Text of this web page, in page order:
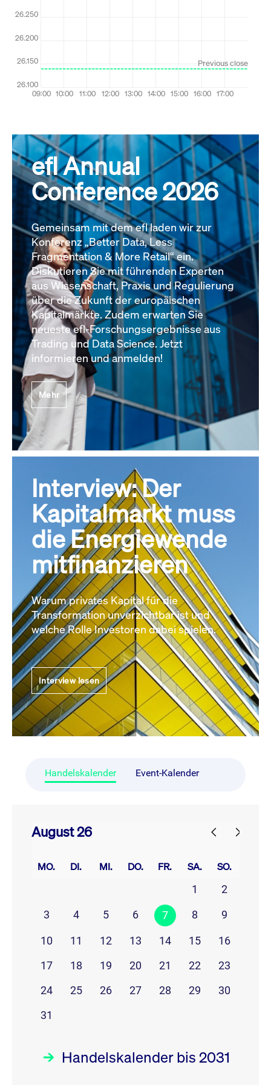
efl Annual
Conference 2026
Gemeinsam mit dem efl laden wir zur
Konferenz „Better Data, Less
Fragmentation & More Retail“ ein.
Diskutieren Sie mit führenden Experten
aus Wissenschaft, Praxis und Regulierung
über die Zukunft der europäischen
Kapitalmärkte. Zudem erwarten Sie
neueste efl-Forschungsergebnisse aus
Trading und Data Science. Jetzt
informieren und anmelden!
Mehr
Interview: Der
Kapitalmarkt muss
die Energiewende
mitfinanzieren
Warum privates Kapital für die
Transformation unverzichtbar ist und
welche Rolle Investoren dabei spielen.
Interview lesen
Handelskalender Event-Kalender
August 26
MO. DI. MI. DO. FR. SA. SO.
1
2
3
4 5 6 7 8 9
10 11 12 13 14 15
16
17
18 19 20 21 22
23
24
25 26 27 28 29
30
31
Handelskalender bis 2031